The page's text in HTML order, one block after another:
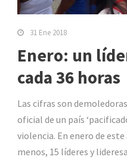
31 Ene 2018
Enero: un
cada 36 horas
Las cifras son
oficial de un país
violencia. En enero de
menos, 15 líderes y